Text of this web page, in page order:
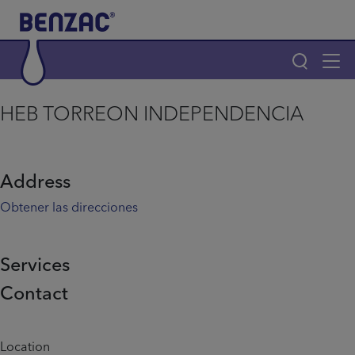
Skip to main content
Main navigation
¿Por qué elegir Benzac?
Home
Info menu
HEB TORREON INDEPENDENCIA
Address
Obtener las direcciones
Services
Contact
Location